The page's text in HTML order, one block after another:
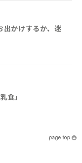
出かけするか、迷
食」